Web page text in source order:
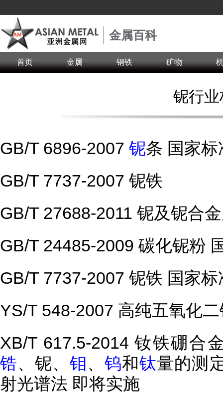
金属百科
首页 金属 钢铁 矿物
铌行
GB/T 6896-2007 铌条 国家标
GB/T 7737-2007 铌铁
GB/T 27688-2011 铌及铌合
GB/T 24485-2009 碳化铌粉
GB/T 7737-2007 铌铁 国家标
YS/T 548-2007 高纯五氧化
XB/T 617.5-2014 钕铁硼合
锆、铌、钼、钨和钛量的测
射光谱法 即将实施